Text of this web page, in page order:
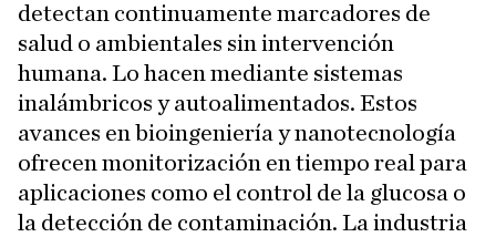
detectan continuamente marcadores de
salud o ambientales sin intervención
humana. Lo hacen mediante sistemas
inalámbricos y autoalimentados. Estos
avances en bioingeniería y nanotecnología
ofrecen monitorización en tiempo real para
aplicaciones como el control de la glucosa o
la detección de contaminación. La industria